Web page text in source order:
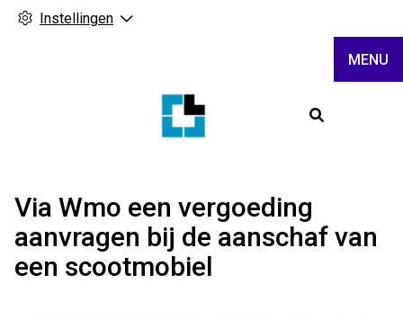
Instellingen
MENU
Via Wmo een vergoeding
aanvragen bij de aanschaf van
een scootmobiel